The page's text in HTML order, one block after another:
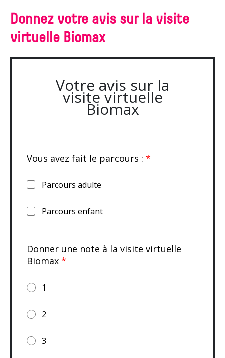
Donnez votre avis sur la visite
virtuelle Biomax
Votre avis sur la
visite virtuelle
Biomax
Vous avez fait le parcours : *
Parcours adulte
Parcours enfant
Donner une note à la visite virtuelle
Biomax *
1
2
3